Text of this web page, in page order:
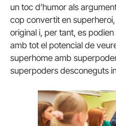
un toc d’humor als
cop convertit en
original i, per tant, es
amb tot el potencial de
superhome amb
superpoders desconeguts